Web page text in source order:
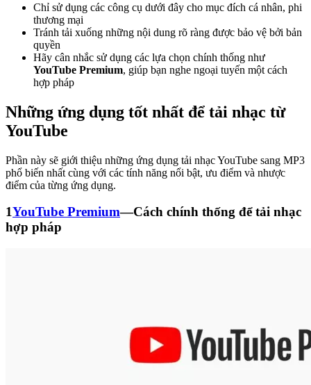
Chỉ sử dụng các công cụ dưới đây cho mục đích cá nhân, phi
thương mại
Tránh tải xuống những nội dung rõ ràng được bảo vệ bởi bản
quyền
Hãy cân nhắc sử dụng các lựa chọn chính thống như
YouTube Premium, giúp bạn nghe ngoại tuyến một cách
hợp pháp
Những ứng dụng tốt nhất để tải nhạc từ
YouTube
Phần này sẽ giới thiệu những ứng dụng tải nhạc YouTube sang MP3
phổ biến nhất cùng với các tính năng nổi bật, ưu điểm và nhược
điểm của từng ứng dụng.
1YouTube Premium—Cách chính thống để tải nhạc
hợp pháp